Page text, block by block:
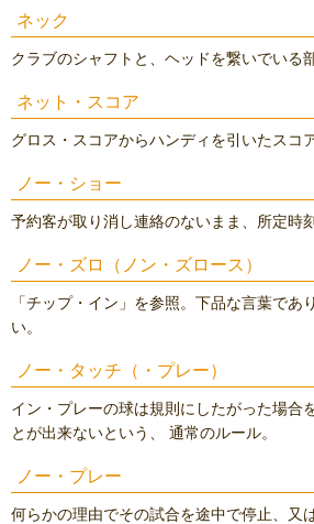
ネック
クラブのシャフトと、ヘッドを繋いでいる部
ネット・スコア
グロス・スコアからハンディを引いたスコア
ノー・ショー
予約客が取り消し連絡のないまま、所定時
ノー・ズロ（ノン・ズロース）
「チップ・イン」を参照。下品な言葉であ
い。
ノー・タッチ（・プレー）
イン・プレーの球は規則にしたがった場合
とが出来ないという、 通常のルール。
ノー・プレー
何らかの理由でその試合を途中で停止、又